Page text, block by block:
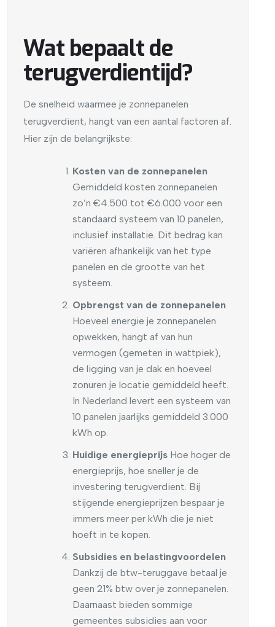
Wat bepaalt de
terugverdientijd?
De snelheid waarmee je zonnepanelen
terugverdient, hangt van een aantal factoren af.
Hier zijn de belangrijkste:
Kosten van de zonnepanelen
Gemiddeld kosten zonnepanelen
zo’n €4.500 tot €6.000 voor een
standaard systeem van 10 panelen,
inclusief installatie. Dit bedrag kan
variëren afhankelijk van het type
panelen en de grootte van het
systeem.
Opbrengst van de zonnepanelen
Hoeveel energie je zonnepanelen
opwekken, hangt af van hun
vermogen (gemeten in wattpiek),
de ligging van je dak en hoeveel
zonuren je locatie gemiddeld heeft.
In Nederland levert een systeem van
10 panelen jaarlijks gemiddeld 3.000
kWh op.
Huidige energieprijs Hoe hoger de
energieprijs, hoe sneller je de
investering terugverdient. Bij
stijgende energieprijzen bespaar je
immers meer per kWh die je niet
hoeft in te kopen.
Subsidies en belastingvoordelen
Dankzij de btw-teruggave betaal je
geen 21% btw over je zonnepanelen.
Daarnaast bieden sommige
gemeentes subsidies aan voor